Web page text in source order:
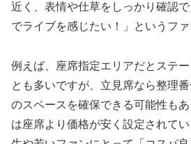
近く、表情や仕草をしっかり確認
でライブを感じたい！」というファ
例えば、座席指定エリアだとステ
とも多いですが、立見席なら整理
のスペースを確保できる可能性も
は座席より価格が安く設定されて